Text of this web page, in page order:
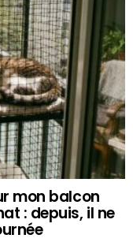
mon balcon
: depuis, il ne